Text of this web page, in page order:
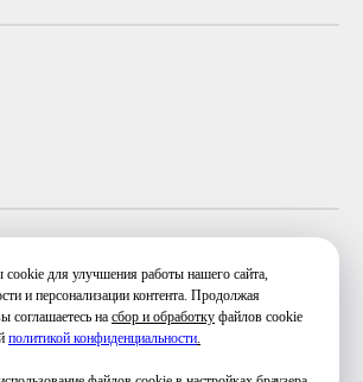
для улучшения работы нашего сайта,
и персонализации контента. Продолжая
соглашаетесь на сбор и обработку файлов cookie
политикой конфиденциальности.